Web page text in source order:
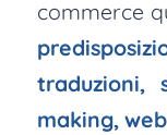
commerce
traduzioni,
making,